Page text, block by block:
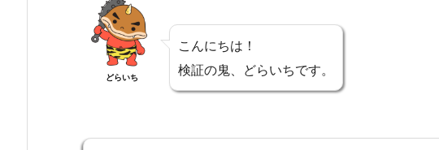
どらいち
こんにちは！
検証の鬼、どらいちです。